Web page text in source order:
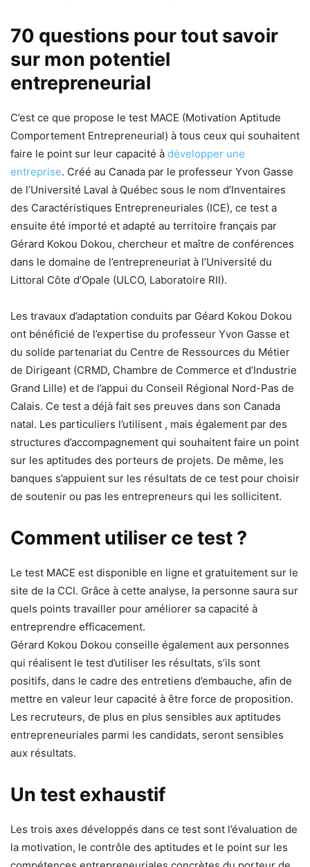
70 questions pour tout savoir
sur mon potentiel
entrepreneurial
C’est ce que propose le test MACE (Motivation Aptitude
Comportement Entrepreneurial) à tous ceux qui souhaitent
faire le point sur leur capacité à développer une
entreprise. Créé au Canada par le professeur Yvon Gasse
de l’Université Laval à Québec sous le nom d’Inventaires
des Caractéristiques Entrepreneuriales (ICE), ce test a
ensuite été importé et adapté au territoire français par
Gérard Kokou Dokou, chercheur et maître de conférences
dans le domaine de l’entrepreneuriat à l’Université du
Littoral Côte d’Opale (ULCO, Laboratoire RII).
Les travaux d’adaptation conduits par Géard Kokou Dokou
ont bénéficié de l’expertise du professeur Yvon Gasse et
du solide partenariat du Centre de Ressources du Métier
de Dirigeant (CRMD, Chambre de Commerce et d’Industrie
Grand Lille) et de l’appui du Conseil Régional Nord-Pas de
Calais. Ce test a déjà fait ses preuves dans son Canada
natal. Les particuliers l’utilisent , mais également par des
structures d’accompagnement qui souhaitent faire un point
sur les aptitudes des porteurs de projets. De même, les
banques s’appuient sur les résultats de ce test pour choisir
de soutenir ou pas les entrepreneurs qui les sollicitent.
Comment utiliser ce test ?
Le test MACE est disponible en ligne et gratuitement sur le
site de la CCI. Grâce à cette analyse, la personne saura sur
quels points travailler pour améliorer sa capacité à
entreprendre efficacement.
Gérard Kokou Dokou conseille également aux personnes
qui réalisent le test d’utiliser les résultats, s’ils sont
positifs, dans le cadre des entretiens d’embauche, afin de
mettre en valeur leur capacité à être force de proposition.
Les recruteurs, de plus en plus sensibles aux aptitudes
entrepreneuriales parmi les candidats, seront sensibles
aux résultats.
Un test exhaustif
Les trois axes développés dans ce test sont l’évaluation de
la motivation, le contrôle des aptitudes et le point sur les